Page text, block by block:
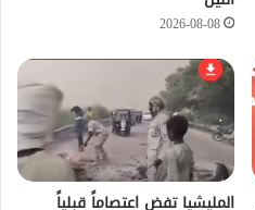
2026-08-08
المليشيا تفض اعتصاماً قبلياً